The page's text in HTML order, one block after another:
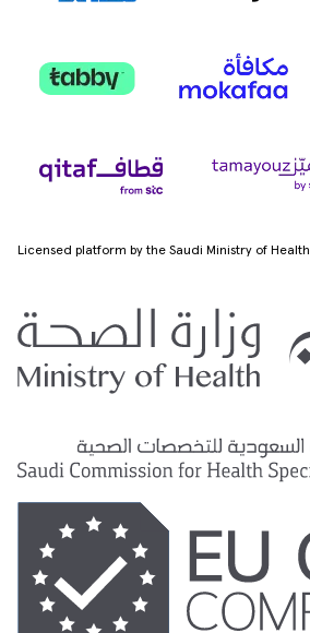
Licensed platform by the Saudi Ministry of Health